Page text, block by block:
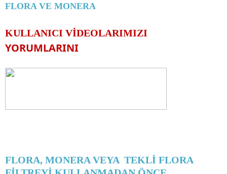
FLORA VE MONERA
KULLANICI VİDEOLARIMIZI
YORUMLARINI
FLORA, MONERA VEYA TEKLİ FLORA